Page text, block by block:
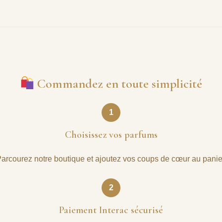
Commandez en toute simplicité
1
Choisissez vos parfums
notre boutique et ajoutez vos coups de cœur au
2
Paiement Interac sécurisé